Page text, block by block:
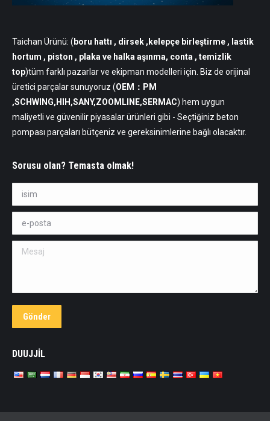
Taichan Ürünü: ( boru hattı , dirsek ,kelepçe birleştirme , lastik
hortum , piston , plaka ve halka aşınma, conta , temizlik
top)tüm farklı pazarlar ve ekipman modelleri için. Biz de orijinal
üretici parçalar sunuyoruz (OEM：PM
,SCHWING,HIH,SANY,ZOOMLINE,SERMAC) hem uygun
maliyetli ve güvenilir piyasalar ürünleri gibi - Seçtiğiniz beton
pompası parçaları bütçeniz ve gereksinimlerine bağlı olacaktır.
Sorusu olan? Temasta olmak!
isim *
e-posta *
Mesaj
Gönder
DUUJJİL